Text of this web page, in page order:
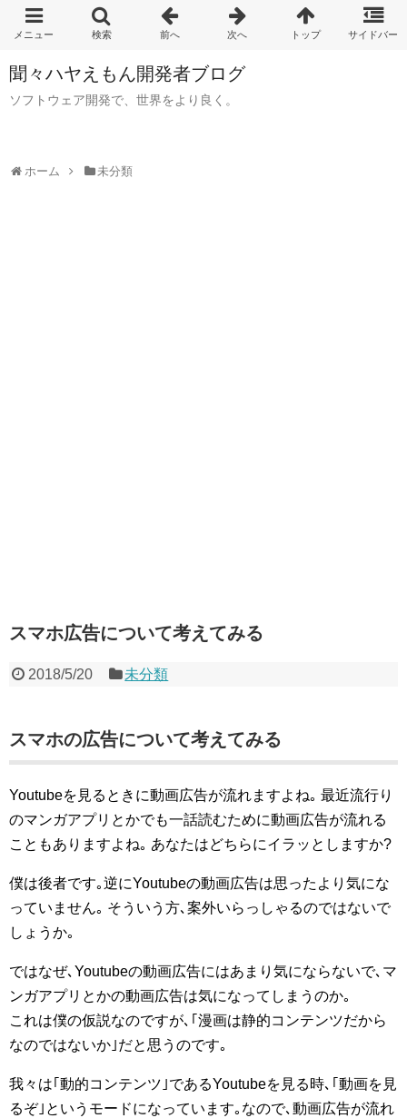
聞々ハヤえもん開発者ブログ
ソフトウェア開発で、世界をより良く。
ホーム 未分類
スマホ広告について考えてみる
2018/5/20 未分類
スマホの広告について考えてみる
Youtubeを見るときに動画広告が流れますよね｡ 最近流行り
のマンガアプリとかでも一話読むために動画広告が流れる
こともありますよね｡ あなたはどちらにイラッとしますか?
僕は後者です｡逆にYoutubeの動画広告は思ったより気にな
っていません｡ そういう方､案外いらっしゃるのではないで
しょうか｡
ではなぜ､Youtubeの動画広告にはあまり気にならないで､マ
ンガアプリとかの動画広告は気になってしまうのか｡
これは僕の仮説なのですが､｢漫画は静的コンテンツだから
なのではないか｣だと思うのです｡
我々は｢動的コンテンツ｣であるYoutubeを見る時､｢動画を見
るぞ｣というモードになっています｡なので､動画広告が流れ